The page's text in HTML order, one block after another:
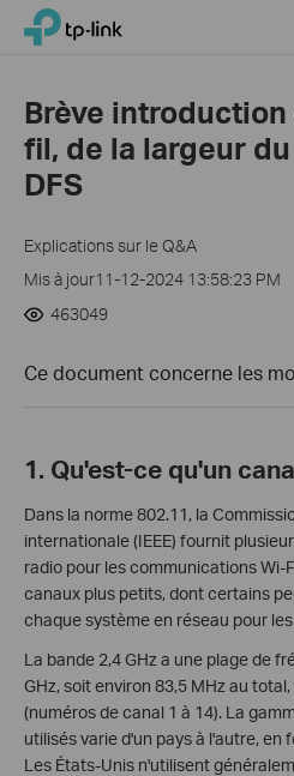
Click
navigation
bar
TP-Link, Reliably Smart
Brève
fil, de la largeur
DFS
Explications sur le Q&A
Mis à jour11-12-2024 13:58:23 PM
463049
Ce document concerne les
1. Qu'est-ce qu'un
Dans la norme 802.11, la
internationale (IEEE) fournit
radio pour les communications Wi-
canaux plus petits, dont certains
chaque système en réseau pour
La bande 2,4 GHz a une plage de
GHz, soit environ 83,5 MHz au
(numéros de canal 1 à 14). La
utilisés varie d'un pays à l'autre,
Les États-Unis n'utilisent